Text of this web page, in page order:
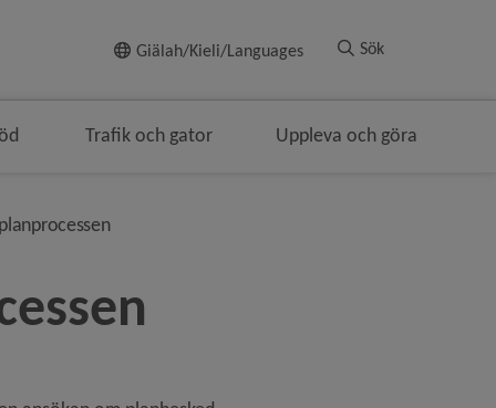
Giälah/Kieli/Languages Sök
Trafik och gator Uppleva och göra
nivå i brödsmulenavigeringen